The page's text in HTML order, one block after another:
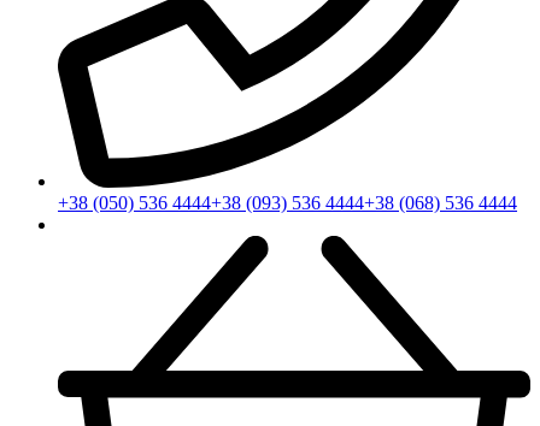
+38 (050) 536 4444+38 (093) 536 4444+38 (068) 536 4444